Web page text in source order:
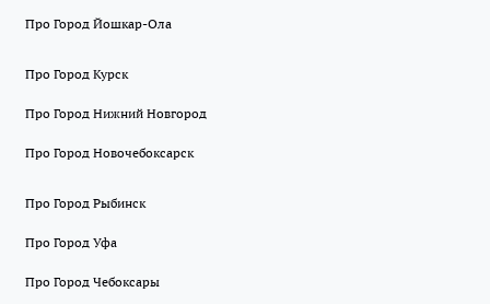
Про Город Йошкар-Ола
Про Город Курск
Про Город Нижний Новгород
Про Город Новочебоксарск
Про Город Рыбинск
Про Город Уфа
Про Город Чебоксары